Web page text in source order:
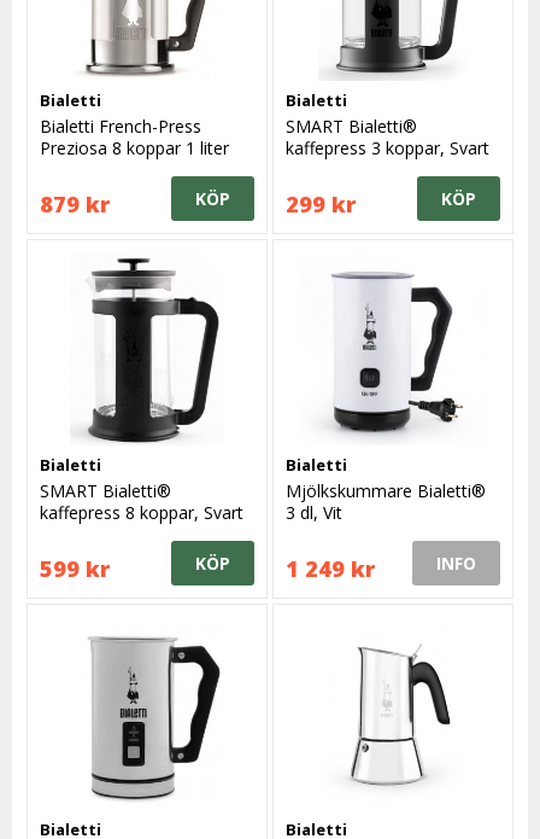
Bialetti
Bialetti French-Press
Preziosa 8 koppar 1 liter
879 kr KÖP
Bialetti
SMART Bialetti®
kaffepress 3 koppar, Svart
299 kr KÖP
Bialetti
SMART Bialetti®
kaffepress 8 koppar, Svart
599 kr KÖP
Bialetti
Mjölkskummare Bialetti®
3 dl, Vit
1 249 kr INFO
Bialetti Bialetti